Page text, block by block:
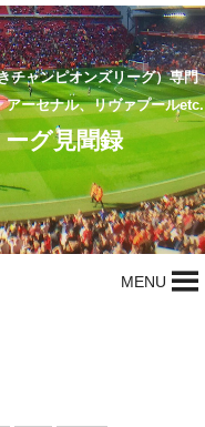
チャンピオンズリーグ）専門
アーセナル、リヴァプールetc.
グ見聞録
MENU